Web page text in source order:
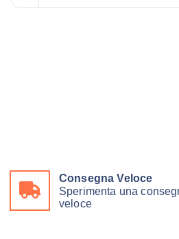
Consegna Veloce
Sperimenta una
veloce